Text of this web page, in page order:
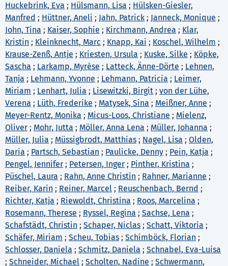
Huckebrink, Eva ; Hülsmann, Lisa ; Hülsken-Giesler,
Manfred ; Hüttner, Aneli ; Jahn, Patrick ; Janneck, Monique ;
John, Tina ; Kaiser, Sophie ; Kirchmann, Andrea ; Klar,
Kristin ; Kleinknecht, Marc ; Knapp, Kai ; Koschel, Wilhelm ;
Krause-Zenß, Antje ; Kriesten, Ursula ; Kuske, Silke ; Köpke,
Sascha ; Larkamp, Myrèse ; Latteck, Änne-Dörte ; Lehnen,
Tanja ; Lehmann, Yvonne ; Lehmann, Patricia ; Leimer,
Miriam ; Lenhart, Julia ; Lisewitzki, Birgit ; von der Lühe,
Verena ; Lüth, Frederike ; Matysek, Sina ; Meißner, Anne ;
Meyer-Rentz, Monika ; Micus-Loos, Christiane ; Mielenz,
Oliver ; Mohr, Jutta ; Möller, Anna Lena ; Müller, Johanna ;
Müller, Julia ; Müssigbrodt, Matthias ; Nagel, Lisa ; Olden,
Daria ; Partsch, Sebastian ; Paulicke, Denny ; Pein, Katja ;
Pengel, Jennifer ; Petersen, Inger ; Pinther, Kristina ;
Püschel, Laura ; Rahn, Anne Christin ; Rahner, Marianne ;
Reiber, Karin ; Reiner, Marcel ; Reuschenbach, Bernd ;
Richter, Katja ; Riewoldt, Christina ; Roos, Marcelina ;
Rosemann, Therese ; Ryssel, Regina ; Sachse, Lena ;
Schafstädt, Christin ; Schaper, Niclas ; Schatt, Viktoria ;
Schäfer, Miriam ; Scheu, Tobias ; Schimböck, Florian ;
Schlosser, Daniela ; Schmitz, Daniela ; Schnabel, Eva-Luisa
; Schneider, Michael ; Scholten, Nadine ; Schwermann,